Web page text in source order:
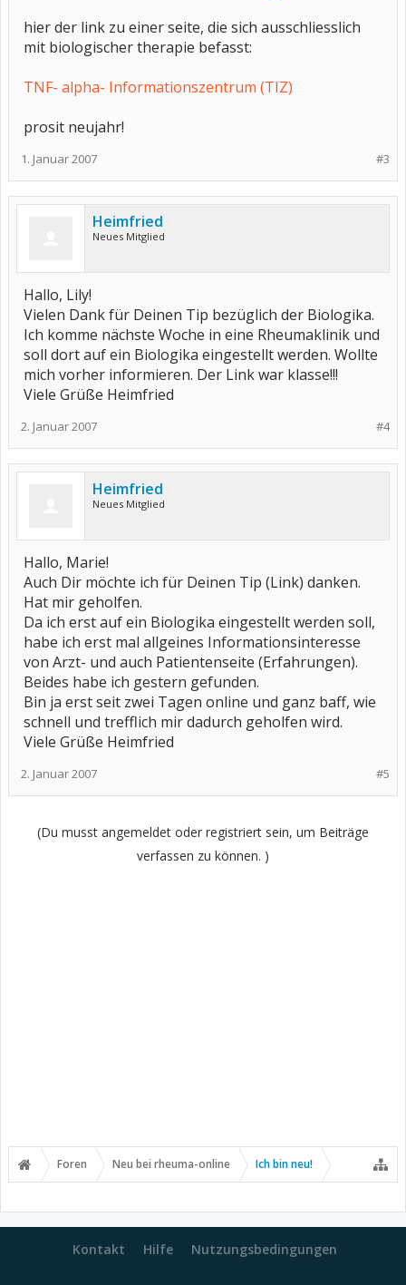
hier der link zu einer seite, die sich ausschliesslich
mit biologischer therapie befasst:
TNF- alpha- Informationszentrum (TIZ)
prosit neujahr!
#3
1. Januar 2007
Heimfried
Neues Mitglied
Hallo, Lily!
Vielen Dank für Deinen Tip bezüglich der Biologika.
Ich komme nächste Woche in eine Rheumaklinik und
soll dort auf ein Biologika eingestellt werden. Wollte
mich vorher informieren. Der Link war klasse!!!
Viele Grüße Heimfried
#4
2. Januar 2007
Heimfried
Neues Mitglied
Hallo, Marie!
Auch Dir möchte ich für Deinen Tip (Link) danken.
Hat mir geholfen.
Da ich erst auf ein Biologika eingestellt werden soll,
habe ich erst mal allgeines Informationsinteresse
von Arzt- und auch Patientenseite (Erfahrungen).
Beides habe ich gestern gefunden.
Bin ja erst seit zwei Tagen online und ganz baff, wie
schnell und trefflich mir dadurch geholfen wird.
Viele Grüße Heimfried
#5
2. Januar 2007
(Du musst angemeldet oder registriert sein, um Beiträge
verfassen zu können. )
Foren Neu bei rheuma-online Ich bin neu!
Kontakt Hilfe Nutzungsbedingungen